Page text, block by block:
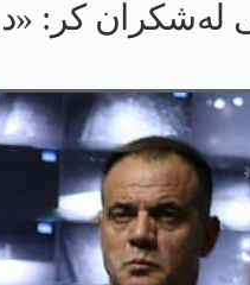
له‌شكران کر: